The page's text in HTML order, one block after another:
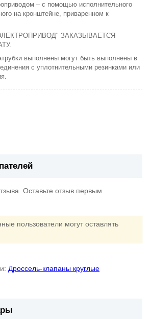
– с помощью исполнительного
на кронштейне, приваренном к
ЗАКАЗЫВАЕТСЯ
выполнены могут быть выполнены в
с уплотнительными резинками или
Оставьте отзыв первым
пользователи могут оставлять
Дроссель-клапаны круглые